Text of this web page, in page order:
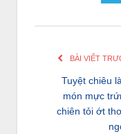
BÀI VIẾT
Tuyệt chiêu
món mực
chiên tỏi ớt